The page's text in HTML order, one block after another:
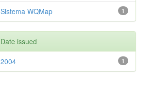
1
Sistema WQMap
Date issued
1
2004